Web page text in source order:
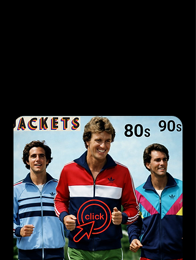
Hoy he decidido poner estas prendas en
circulación. Ponerlas a la venta supone,
por un lado, permitir que otros
apasionados de lo vintage les den una
nueva vida y, por otro, convertir esta
colección en el motor de un proyecto
que me apasiona: financiar la creación
de un programa semanal. Cada prenda